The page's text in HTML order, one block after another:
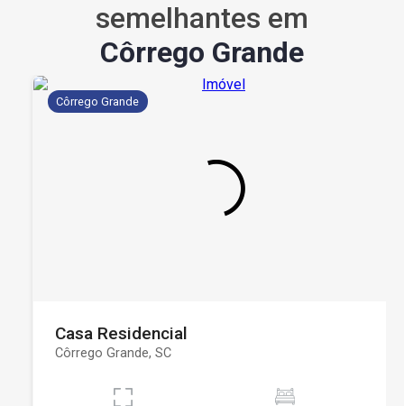
semelhantes em
Côrrego Grande
Côrrego Grande
Casa Residencial
Côrrego Grande, SC